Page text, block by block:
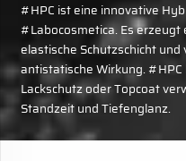
#HPC ist eine innovative
#Labocosmetica. Es
elastische Schutzschicht
antistatische Wirkung.
Lackschutz oder Topcoat
Standzeit und Tiefenglanz.